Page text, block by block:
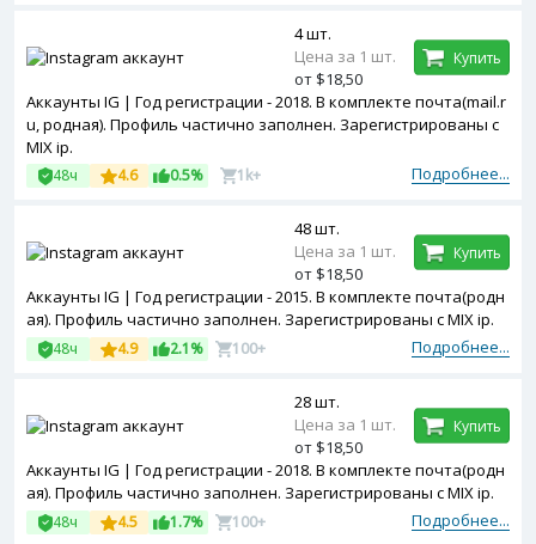
Аккаунты IG | Год регистрации - 2018. В комплекте почта(mail.r
u, родная). Профиль частично заполнен. Зарегистрированы с
MIX ip.
Подробнее...
48ч 4.6 0.5% 1k+
4 шт.
Цена за 1 шт.
от $18,50
Купить
Аккаунты IG | Год регистрации - 2015. В комплекте почта(родн
ая). Профиль частично заполнен. Зарегистрированы с MIX ip.
Подробнее...
48ч 4.9 2.1% 100+
48 шт.
Цена за 1 шт.
от $18,50
Купить
Аккаунты IG | Год регистрации - 2018. В комплекте почта(родн
ая). Профиль частично заполнен. Зарегистрированы с MIX ip.
Подробнее...
48ч 4.5 1.7% 100+
28 шт.
Цена за 1 шт.
от $18,50
Купить